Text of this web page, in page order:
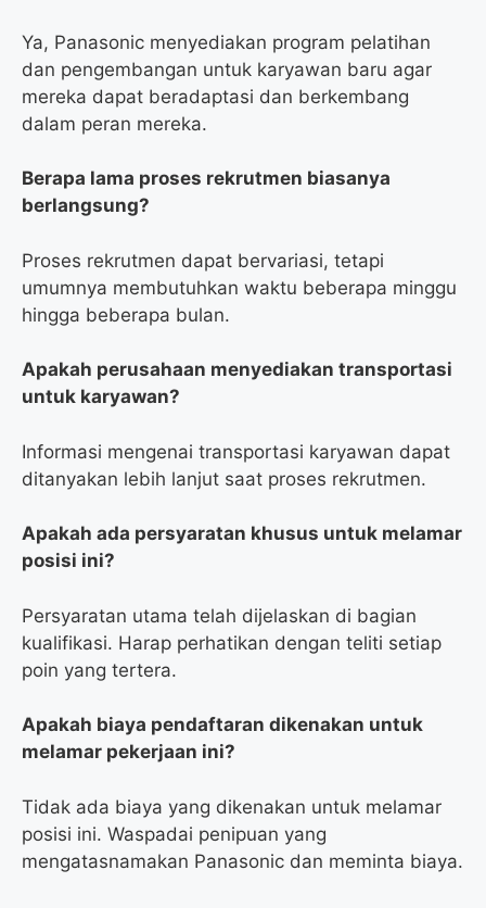
Ya, Panasonic menyediakan program pelatihan
dan pengembangan untuk karyawan baru agar
mereka dapat beradaptasi dan berkembang
dalam peran mereka.
Berapa lama proses rekrutmen biasanya
berlangsung?
Proses rekrutmen dapat bervariasi, tetapi
umumnya membutuhkan waktu beberapa minggu
hingga beberapa bulan.
Apakah perusahaan menyediakan transportasi
untuk karyawan?
Informasi mengenai transportasi karyawan dapat
ditanyakan lebih lanjut saat proses rekrutmen.
Apakah ada persyaratan khusus untuk melamar
posisi ini?
Persyaratan utama telah dijelaskan di bagian
kualifikasi. Harap perhatikan dengan teliti setiap
poin yang tertera.
Apakah biaya pendaftaran dikenakan untuk
melamar pekerjaan ini?
Tidak ada biaya yang dikenakan untuk melamar
posisi ini. Waspadai penipuan yang
mengatasnamakan Panasonic dan meminta biaya.